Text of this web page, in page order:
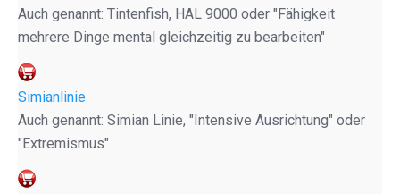
Auch genannt: Tintenfish, HAL 9000 oder "Fähigkeit
mehrere Dinge mental gleichzeitig zu bearbeiten"
Simianlinie
Auch genannt: Simian Linie, "Intensive Ausrichtung" oder
"Extremismus"